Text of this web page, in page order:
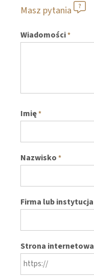
Masz pytania
Wiadomości*
Imię*
Nazwisko *
Firma lub instytucja
Strona internetowa